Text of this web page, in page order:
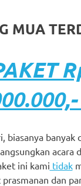
MUA
biasanya banyak
acara
ini kami tidak
dan